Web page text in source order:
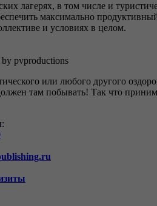
лагерях, в том числе и
максимально
и условиях в целом.
pvproductions
или любого другого
там побывать! Так что